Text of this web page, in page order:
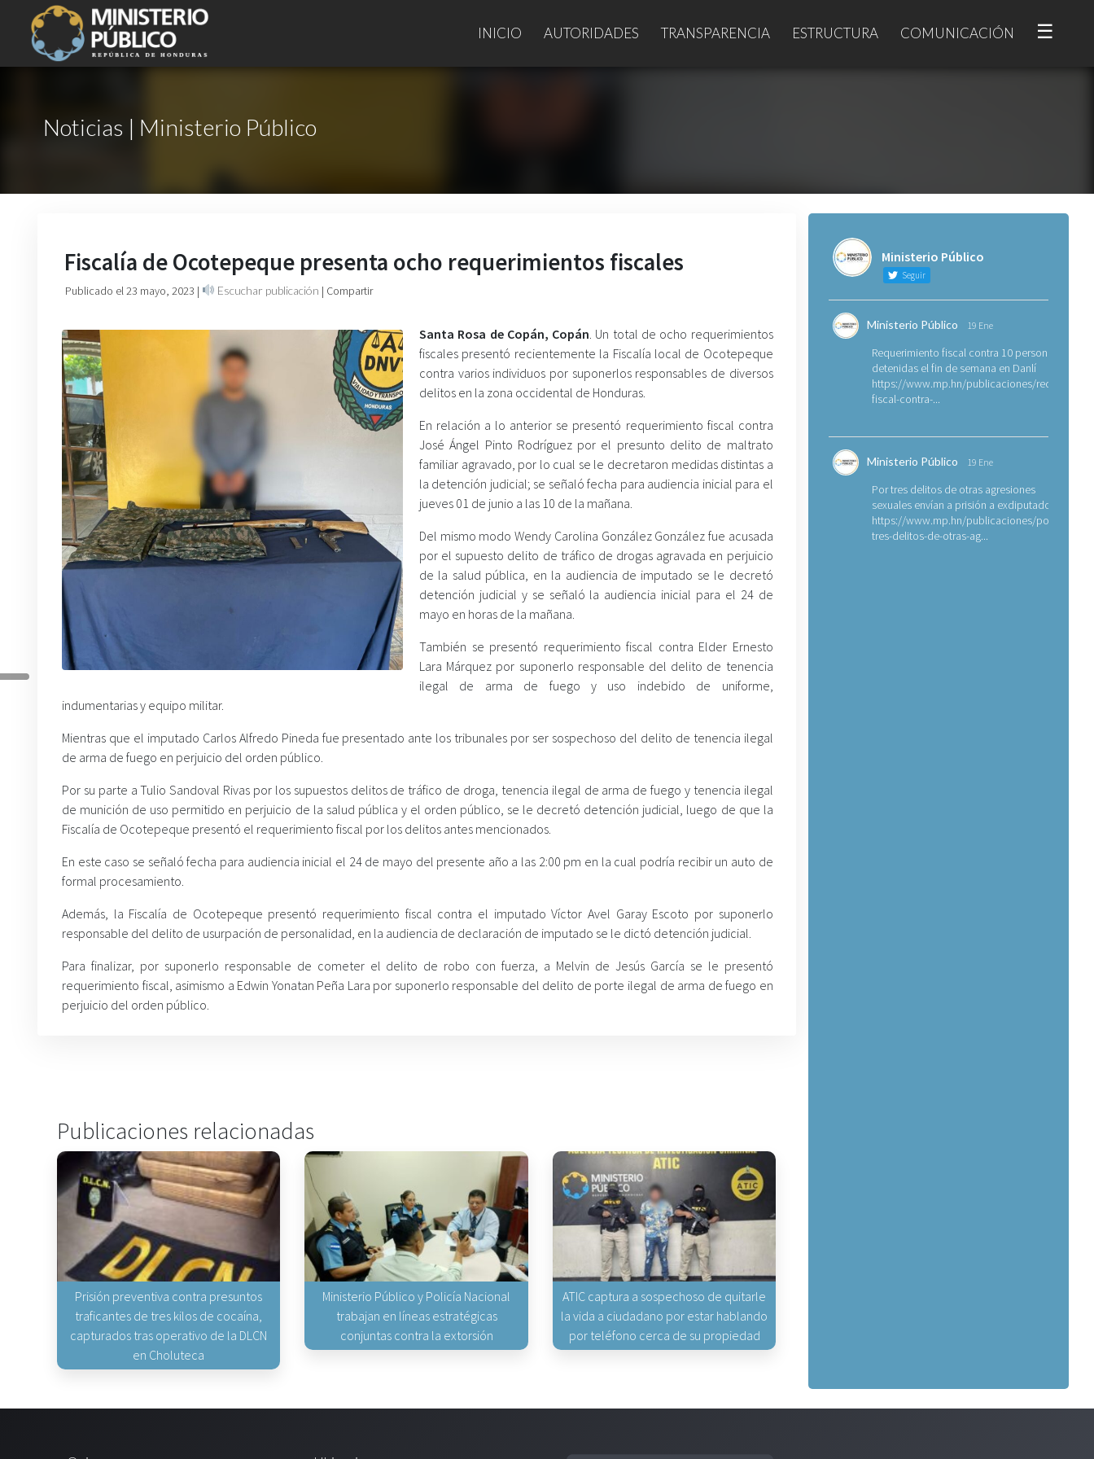
INICIO AUTORIDADES TRANSPARENCIA ESTRUCTURA COMUNICACIÓN ☰
Noticias | Ministerio Público
Fiscalía de Ocotepeque presenta ocho requerimientos fiscales
Publicado el 23 mayo, 2023 | Escuchar publicación | Compartir
Santa Rosa de Copán, Copán. Un total de ocho requerimientos
fiscales presentó recientemente la Fiscalía local de Ocotepeque
contra varios individuos por suponerlos responsables de diversos
delitos en la zona occidental de Honduras.
En relación a lo anterior se presentó requerimiento fiscal contra
José Ángel Pinto Rodríguez por el presunto delito de maltrato
familiar agravado, por lo cual se le decretaron medidas distintas a
la detención judicial; se señaló fecha para audiencia inicial para el
jueves 01 de junio a las 10 de la mañana.
Del mismo modo Wendy Carolina González González fue acusada
por el supuesto delito de tráfico de drogas agravada en perjuicio
de la salud pública, en la audiencia de imputado se le decretó
detención judicial y se señaló la audiencia inicial para el 24 de
mayo en horas de la mañana.
También se presentó requerimiento fiscal contra Elder Ernesto
Lara Márquez por suponerlo responsable del delito de tenencia
ilegal de arma de fuego y uso indebido de uniforme,
indumentarias y equipo militar.
Mientras que el imputado Carlos Alfredo Pineda fue presentado ante los tribunales por ser sospechoso del delito de tenencia ilegal
de arma de fuego en perjuicio del orden público.
Por su parte a Tulio Sandoval Rivas por los supuestos delitos de tráfico de droga, tenencia ilegal de arma de fuego y tenencia ilegal
de munición de uso permitido en perjuicio de la salud pública y el orden público, se le decretó detención judicial, luego de que la
Fiscalía de Ocotepeque presentó el requerimiento fiscal por los delitos antes mencionados.
En este caso se señaló fecha para audiencia inicial el 24 de mayo del presente año a las 2:00 pm en la cual podría recibir un auto de
formal procesamiento.
Además, la Fiscalía de Ocotepeque presentó requerimiento fiscal contra el imputado Víctor Avel Garay Escoto por suponerlo
responsable del delito de usurpación de personalidad, en la audiencia de declaración de imputado se le dictó detención judicial.
Para finalizar, por suponerlo responsable de cometer el delito de robo con fuerza, a Melvin de Jesús García se le presentó
requerimiento fiscal, asimismo a Edwin Yonatan Peña Lara por suponerlo responsable del delito de porte ilegal de arma de fuego en
perjuicio del orden público.
Publicaciones relacionadas
Prisión preventiva contra presuntos
traficantes de tres kilos de cocaína,
capturados tras operativo de la DLCN
en Choluteca
Ministerio Público y Policía Nacional
trabajan en líneas estratégicas
conjuntas contra la extorsión
ATIC captura a sospechoso de quitarle
la vida a ciudadano por estar hablando
por teléfono cerca de su propiedad
Ministerio Público
Seguir
Ministerio Público 19 Ene
Requerimiento fiscal contra 10 personas
detenidas el fin de semana en Danlí
https://www.mp.hn/publicaciones/
fiscal-contra-...
Ministerio Público 19 Ene
Por tres delitos de otras agresiones
sexuales envían a prisión a exdiputado
https://www.mp.hn/publicaciones/por-
tres-delitos-de-otras-ag...